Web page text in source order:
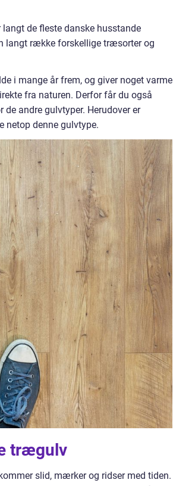
de fleste danske husstande
langt række forskellige træsorter og
i mange år frem, og giver noget varme
fra naturen. Derfor får du også
andre gulvtyper. Herudover er
denne gulvtype.
trægulv
slid, mærker og ridser med tiden.